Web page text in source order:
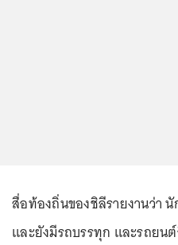
สื่อท้องถิ่นของชิลีรายงานว่า
และยังมีรถบรรทุก และรถย